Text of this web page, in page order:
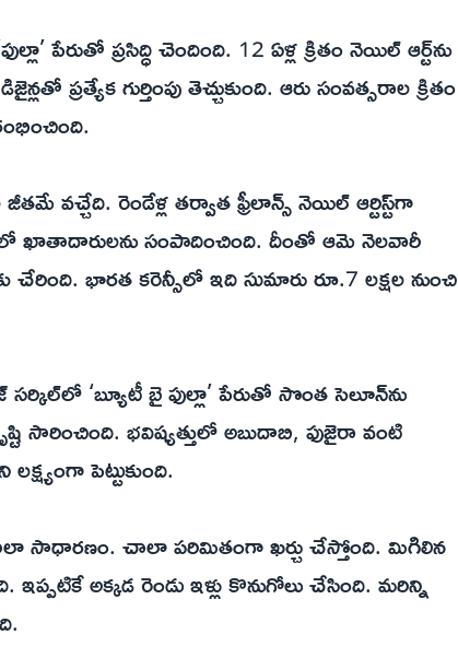
పేరుతో ప్రసిద్ధి చెందింది. 12 ఏళ్ల క్రితం నెయిల్‌ ఆర్ట్‌ను
ప్రత్యేక గుర్తింపు తెచ్చుకుంది. ఆరు సంవత్సరాల క్రితం
వచ్చేది. రెండేళ్ల తర్వాత ఫ్రీలాన్స్‌ నెయిల్‌ ఆర్టిస్ట్‌గా
ఖాతాదారులను సంపాదించింది. దీంతో ఆమె నెలవారీ
భారత కరెన్సీలో ఇది సుమారు రూ.7 లక్షల నుంచి
‘బ్యూటీ బై ఫుల్లా’ పేరుతో సొంత సెలూన్‌ను
సారించింది. భవిష్యత్తులో అబుదాబి, ఫుజైరా వంటి
పెట్టుకుంది.
సాధారణం. చాలా పరిమితంగా ఖర్చు చేస్తోంది. మిగిలిన
ఇప్పటికే అక్కడ రెండు ఇళ్లు కొనుగోలు చేసింది. మరిన్ని